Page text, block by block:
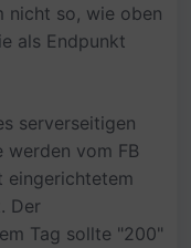
nicht so, wie oben
als Endpunkt
serverseitigen
werden vom FB
eingerichtetem
Der
Tag sollte "200"